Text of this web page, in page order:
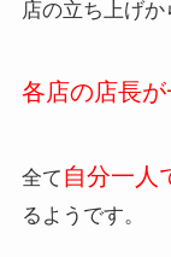
店の立ち上げか
各店の店長
全て 自分一人
るようです。